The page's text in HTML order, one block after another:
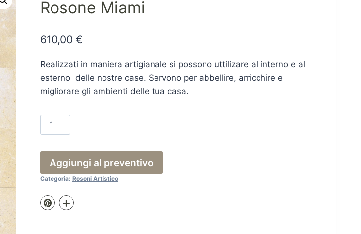
Rosone Miami
610,00 €
Realizzati in maniera artigianale si possono uttilizare al interno e al
esterno delle nostre case. Servono per abbellire, arricchire e
migliorare gli ambienti delle tua casa.
Rosone
Miami
Aggiungi al preventivo
Categoria: Rosoni Artistico